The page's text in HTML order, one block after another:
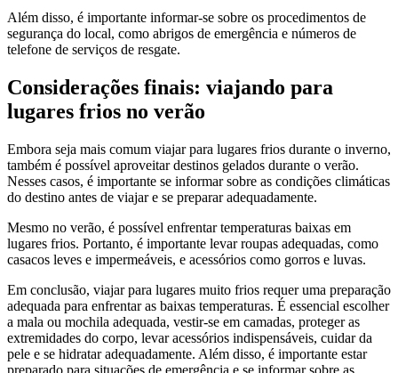
Além disso, é importante informar-se sobre os procedimentos de
segurança do local, como abrigos de emergência e números de
telefone de serviços de resgate.
Considerações finais: viajando para
lugares frios no verão
Embora seja mais comum viajar para lugares frios durante o inverno,
também é possível aproveitar destinos gelados durante o verão.
Nesses casos, é importante se informar sobre as condições climáticas
do destino antes de viajar e se preparar adequadamente.
Mesmo no verão, é possível enfrentar temperaturas baixas em
lugares frios. Portanto, é importante levar roupas adequadas, como
casacos leves e impermeáveis, e acessórios como gorros e luvas.
Em conclusão, viajar para lugares muito frios requer uma preparação
adequada para enfrentar as baixas temperaturas. É essencial escolher
a mala ou mochila adequada, vestir-se em camadas, proteger as
extremidades do corpo, levar acessórios indispensáveis, cuidar da
pele e se hidratar adequadamente. Além disso, é importante estar
preparado para situações de emergência e se informar sobre as